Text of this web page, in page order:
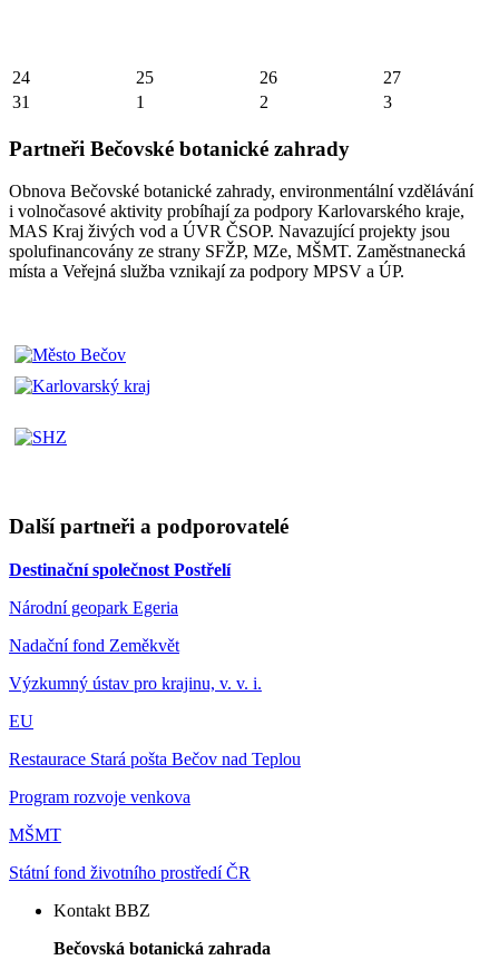
24 25 26
27
31
1 2 3
Partneři Bečovské botanické zahrady
Obnova Bečovské botanické zahrady, environmentální vzdělávání
i volnočasové aktivity probíhají za podpory Karlovarského kraje,
MAS Kraj živých vod a ÚVR ČSOP. Navazující projekty jsou
spolufinancovány ze strany SFŽP, MZe, MŠMT. Zaměstnanecká
místa a Veřejná služba vznikají za podpory MPSV a ÚP.
Další partneři a podporovatelé
Destinační společnost Postřelí
Národní geopark Egeria
Nadační fond Zeměkvět
Výzkumný ústav pro krajinu, v. v. i.
EU
Restaurace Stará pošta Bečov nad Teplou
Program rozvoje venkova
MŠMT
Státní fond životního prostředí ČR
Kontakt BBZ
Bečovská botanická zahrada